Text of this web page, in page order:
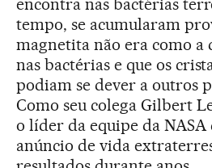
encontra nas bactérias
tempo, se acumularam
magnetita não era como a
nas bactérias e que os
podiam se dever a outros
Como seu colega Gilbert
o líder da equipe da NASA
anúncio de vida